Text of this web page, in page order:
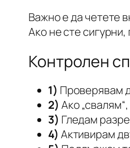
Важно е да четете
Ако не сте
Контролен
1) Проверявам
2) Ако
3) Гледам
4) Активирам